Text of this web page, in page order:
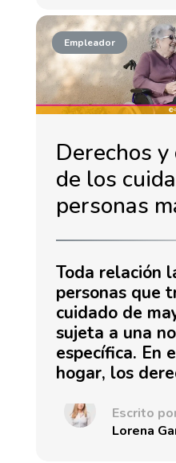
Empleador
Derechos
de los
personas
Toda relación
personas que
cuidado de
sujeta a una
específica. En
hogar, los
Escrito
Lorena